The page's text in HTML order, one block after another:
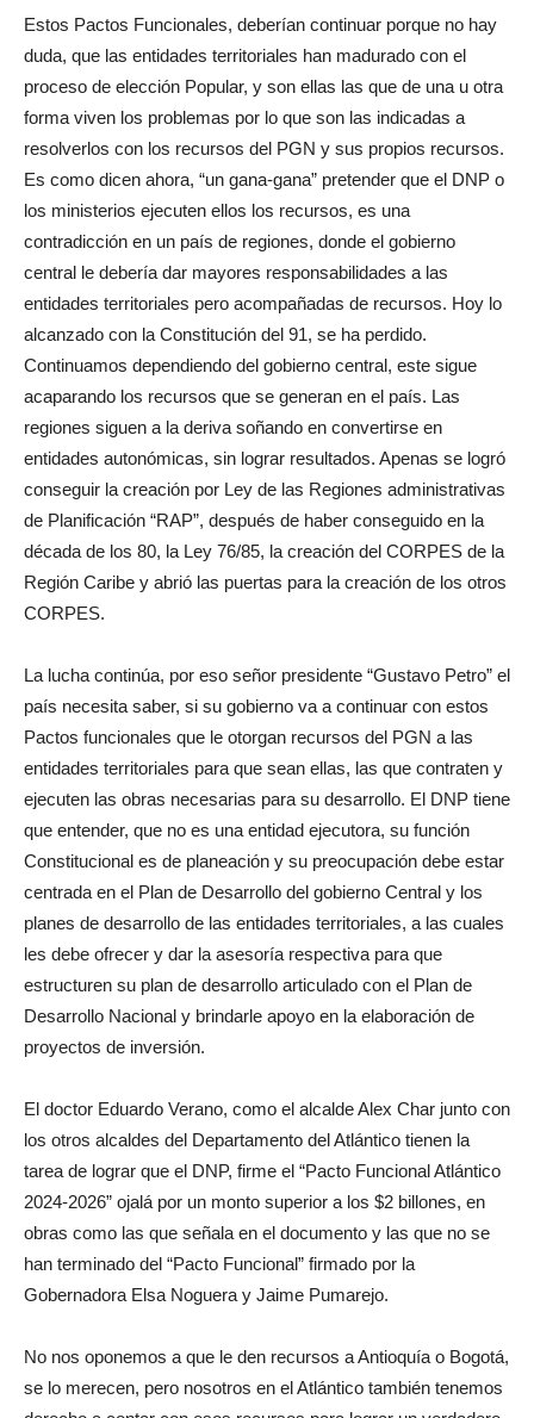
Estos Pactos Funcionales, deberían continuar porque no hay
duda, que las entidades territoriales han madurado con el
proceso de elección Popular, y son ellas las que de una u otra
forma viven los problemas por lo que son las indicadas a
resolverlos con los recursos del PGN y sus propios recursos.
Es como dicen ahora, “un gana-gana” pretender que el DNP o
los ministerios ejecuten ellos los recursos, es una
contradicción en un país de regiones, donde el gobierno
central le debería dar mayores responsabilidades a las
entidades territoriales pero acompañadas de recursos. Hoy lo
alcanzado con la Constitución del 91, se ha perdido.
Continuamos dependiendo del gobierno central, este sigue
acaparando los recursos que se generan en el país. Las
regiones siguen a la deriva soñando en convertirse en
entidades autonómicas, sin lograr resultados. Apenas se logró
conseguir la creación por Ley de las Regiones administrativas
de Planificación “RAP”, después de haber conseguido en la
década de los 80, la Ley 76/85, la creación del CORPES de la
Región Caribe y abrió las puertas para la creación de los otros
CORPES.
La lucha continúa, por eso señor presidente “Gustavo Petro” el
país necesita saber, si su gobierno va a continuar con estos
Pactos funcionales que le otorgan recursos del PGN a las
entidades territoriales para que sean ellas, las que contraten y
ejecuten las obras necesarias para su desarrollo. El DNP tiene
que entender, que no es una entidad ejecutora, su función
Constitucional es de planeación y su preocupación debe estar
centrada en el Plan de Desarrollo del gobierno Central y los
planes de desarrollo de las entidades territoriales, a las cuales
les debe ofrecer y dar la asesoría respectiva para que
estructuren su plan de desarrollo articulado con el Plan de
Desarrollo Nacional y brindarle apoyo en la elaboración de
proyectos de inversión.
El doctor Eduardo Verano, como el alcalde Alex Char junto con
los otros alcaldes del Departamento del Atlántico tienen la
tarea de lograr que el DNP, firme el “Pacto Funcional Atlántico
2024-2026” ojalá por un monto superior a los $2 billones, en
obras como las que señala en el documento y las que no se
han terminado del “Pacto Funcional” firmado por la
Gobernadora Elsa Noguera y Jaime Pumarejo.
No nos oponemos a que le den recursos a Antioquía o Bogotá,
se lo merecen, pero nosotros en el Atlántico también tenemos